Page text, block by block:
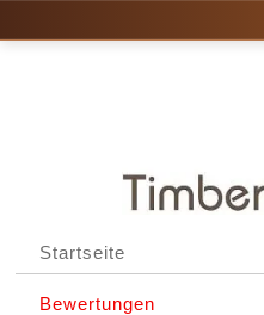
Startseite
Bewertungen